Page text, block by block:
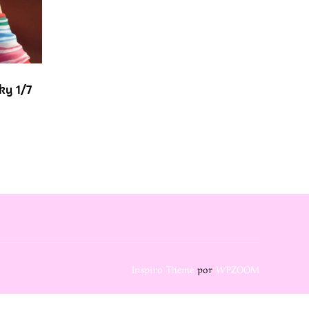
1/7
Inspiro Theme por WPZOOM